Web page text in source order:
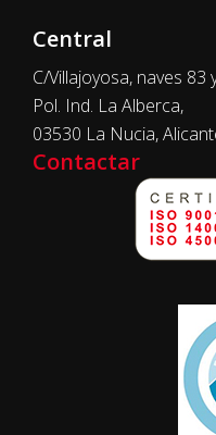
Central
C/Villajoyosa, naves 83
Pol. Ind. La Alberca,
03530 La Nucia,
Contactar